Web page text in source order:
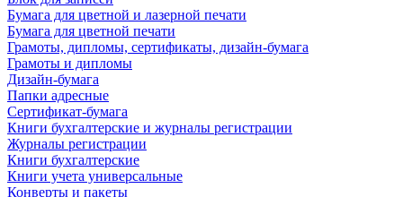
Бумага для цветной и лазерной печати
Бумага для цветной печати
Грамоты, дипломы, сертификаты, дизайн-бумага
Грамоты и дипломы
Дизайн-бумага
Папки адресные
Сертификат-бумага
Книги бухгалтерские и журналы регистрации
Журналы регистрации
Книги бухгалтерские
Книги учета универсальные
Конверты и пакеты